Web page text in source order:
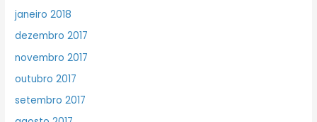
janeiro 2018
dezembro 2017
novembro 2017
outubro 2017
setembro 2017